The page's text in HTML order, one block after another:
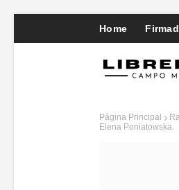
Home
Página Principal
Elena Poniatowska.